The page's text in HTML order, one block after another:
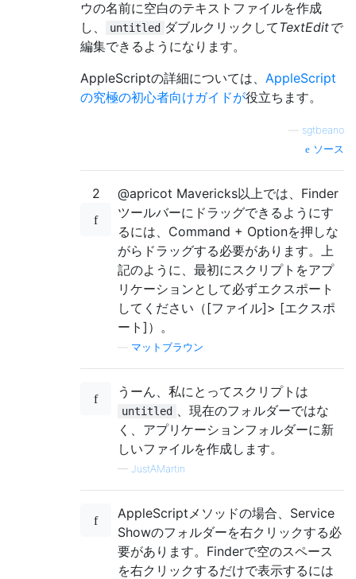
ウの名前に空白のテキストファイルを作成
し、
untitled ダブルクリックしてTextEditで
編集できるようになります。
AppleScriptの詳細については、 AppleScript
の究極の初心者向けガイドが役立ちます。
sgtbeano
ソース
2
@apricot Mavericks以上では、Finder
ツールバーにドラッグできるようにす
るには、Command + Optionを押しな
がらドラッグする必要があります。上
記のように、最初にスクリプトをアプ
リケーションとして必ずエクスポート
してください（[ファイル]> [エクスポ
ート]）。
マットブラウン
うーん、私にとってスクリプトは
untitled
、現在のフォルダーではな
く、アプリケーションフォルダーに新
しいファイルを作成します。
— JustAMartin
AppleScriptメソッドの場合、Service
Showのフォルダーを右クリックする必
要があります。Finderで空のスペース
を右クリックするだけで表示するには